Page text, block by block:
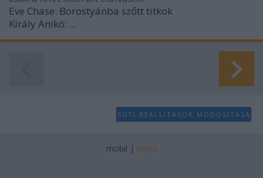
Eve Chase: Borostyánba szőtt titkok
Király Anikó: ...
SÜTI BEÁLLÍTÁSOK MÓDOSÍTÁSA
mobil | teljes